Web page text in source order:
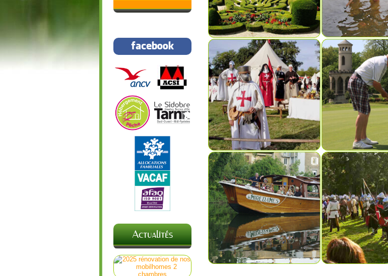
facebook
Actualités